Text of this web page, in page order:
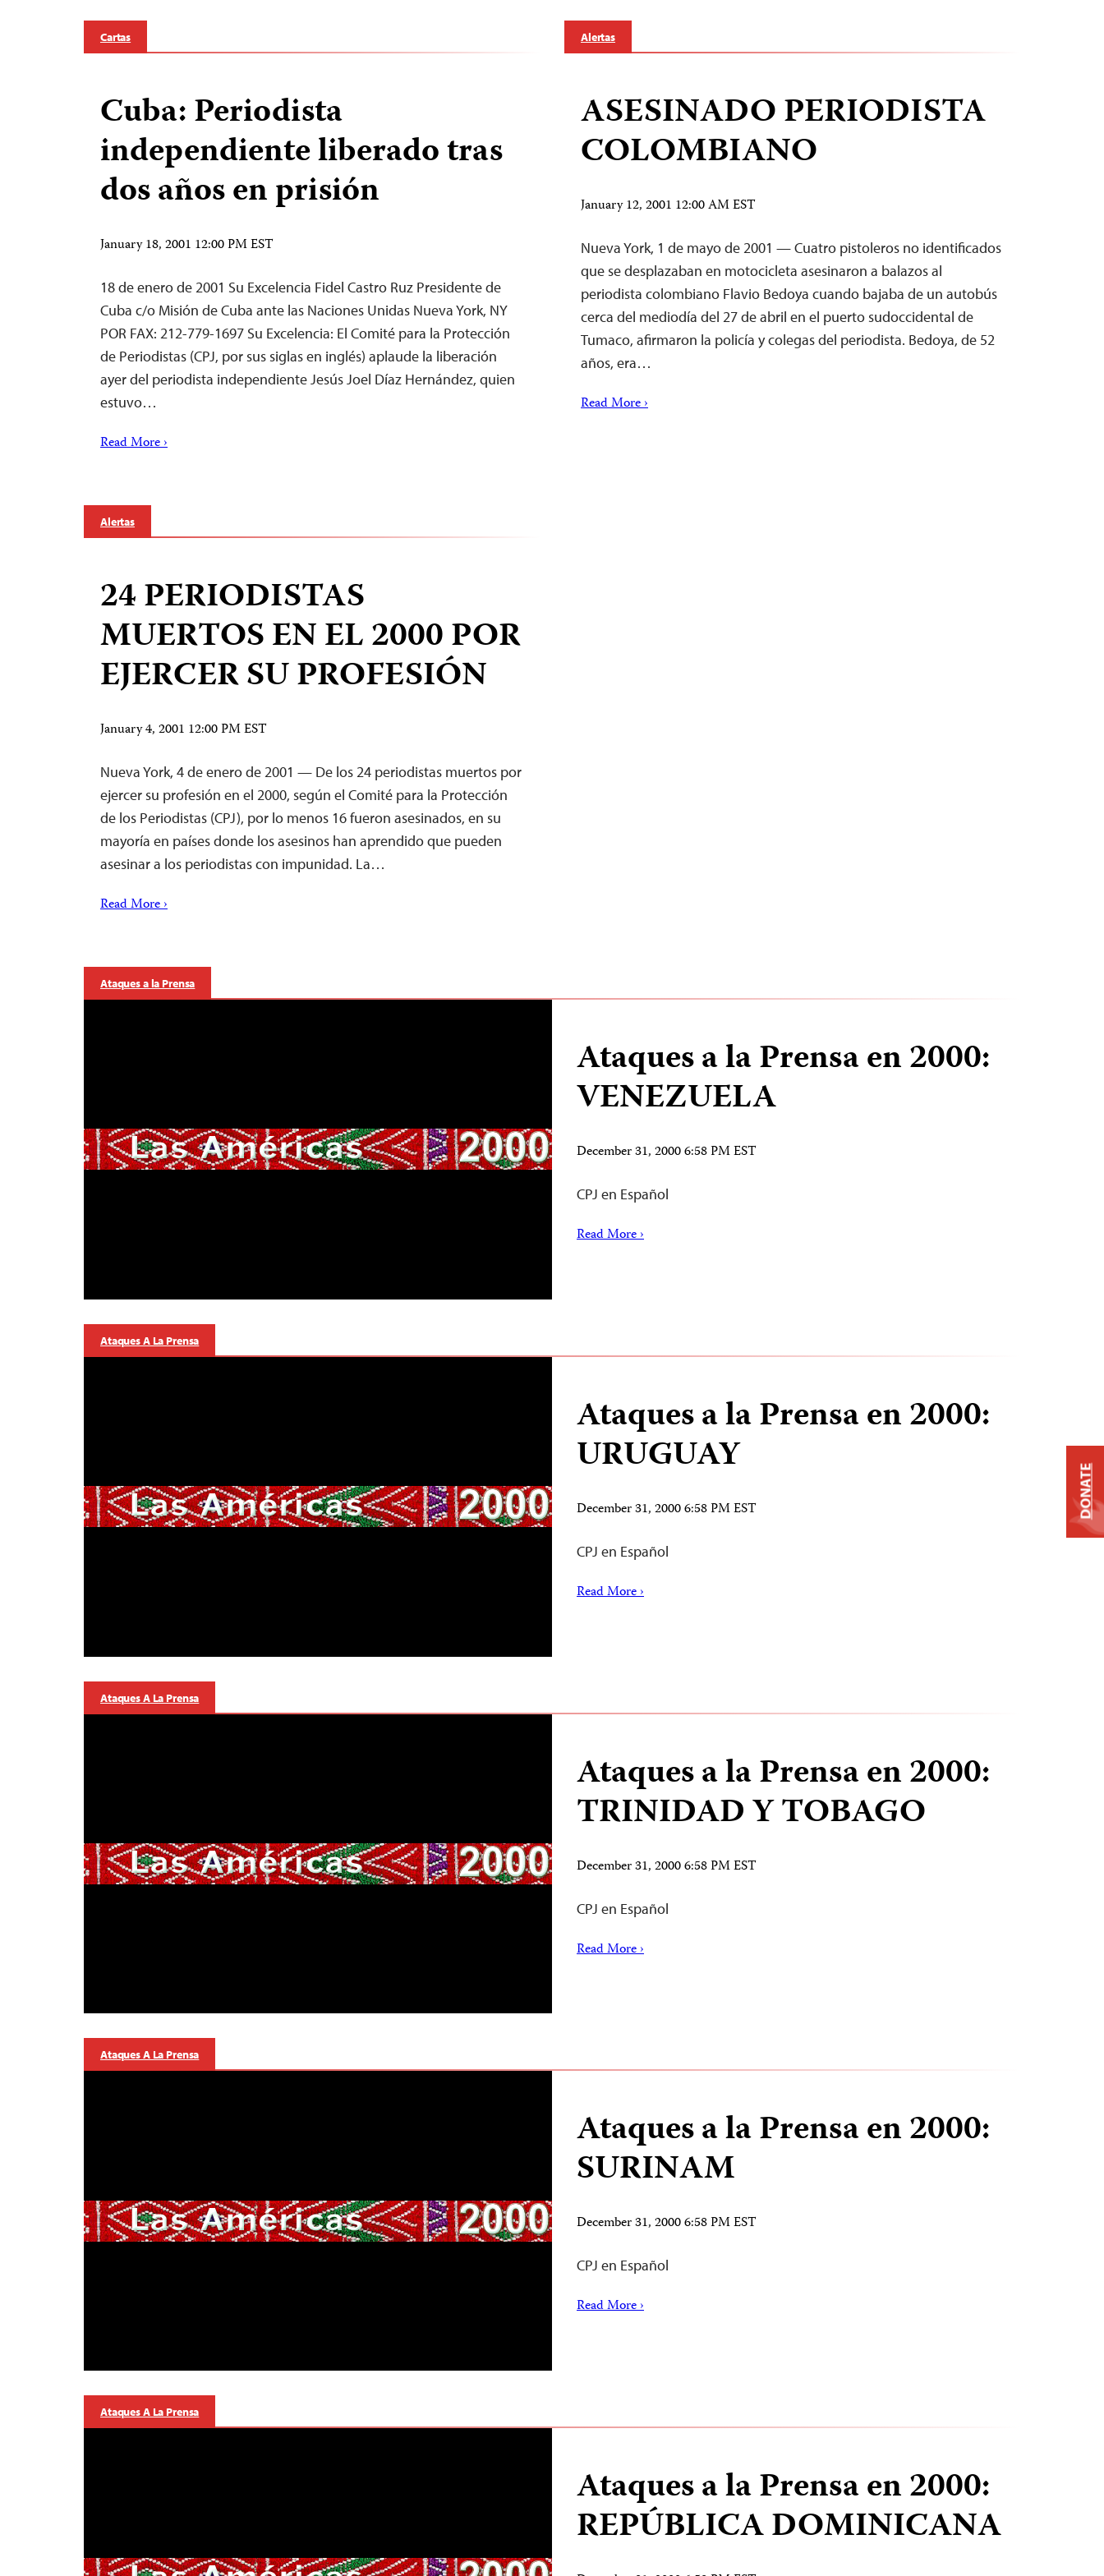
Cartas
Cuba: Periodista
independiente liberado tras
dos años en prisión
January 18, 2001 12:00 PM EST
18 de enero de 2001 Su Excelencia Fidel Castro Ruz Presidente de
Cuba c/o Misión de Cuba ante las Naciones Unidas Nueva York, NY
POR FAX: 212-779-1697 Su Excelencia: El Comité para la Protección
de Periodistas (CPJ, por sus siglas en inglés) aplaude la liberación
ayer del periodista independiente Jesús Joel Díaz Hernández, quien
estuvo…
Read More ›
Alertas
ASESINADO PERIODISTA
COLOMBIANO
January 12, 2001 12:00 AM EST
Nueva York, 1 de mayo de 2001 — Cuatro pistoleros no identificados
que se desplazaban en motocicleta asesinaron a balazos al
periodista colombiano Flavio Bedoya cuando bajaba de un autobús
cerca del mediodía del 27 de abril en el puerto sudoccidental de
Tumaco, afirmaron la policía y colegas del periodista. Bedoya, de 52
años, era…
Read More ›
Alertas
24 PERIODISTAS
MUERTOS EN EL 2000 POR
EJERCER SU PROFESIÓN
January 4, 2001 12:00 PM EST
Nueva York, 4 de enero de 2001 — De los 24 periodistas muertos por
ejercer su profesión en el 2000, según el Comité para la Protección
de los Periodistas (CPJ), por lo menos 16 fueron asesinados, en su
mayoría en países donde los asesinos han aprendido que pueden
asesinar a los periodistas con impunidad. La…
Read More ›
Ataques a la Prensa
Ataques a la Prensa en 2000:
VENEZUELA
December 31, 2000 6:58 PM EST
CPJ en Español
Read More ›
Ataques A La Prensa
Ataques a la Prensa en 2000:
URUGUAY
December 31, 2000 6:58 PM EST
CPJ en Español
Read More ›
Ataques A La Prensa
Ataques a la Prensa en 2000:
TRINIDAD Y TOBAGO
December 31, 2000 6:58 PM EST
CPJ en Español
Read More ›
Ataques A La Prensa
Ataques a la Prensa en 2000:
SURINAM
December 31, 2000 6:58 PM EST
CPJ en Español
Read More ›
Ataques A La Prensa
Ataques a la Prensa en 2000:
REPÚBLICA DOMINICANA
DONATE